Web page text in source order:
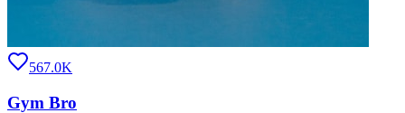
567.0K
Gym Bro